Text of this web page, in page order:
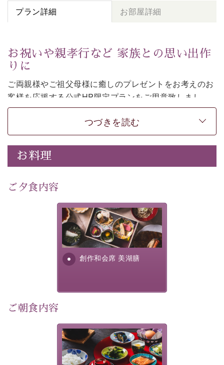
プラン詳細 お部屋詳細
お祝いや親孝行など 家族との思い出作
りに
ご両親様やご祖父母様に癒しのプレゼントをお考えのお
客様を応援する公式HP限定プランをご用意致しまし
た。
日頃なかなか言えない感謝の気持ちを
お伝えし
てみてはいかがでしょうか。
-----------【安心への取り組み】----------
個室料亭、貸切風呂のご利用が可能な上、 安心安全にご
30項目以上からなる独自の衛生・消毒プログラムの基、
---------------------------------------------
・記念写真＆オリジナル【フォトフレームカード】プレ
思い出デザートプレート付き
・諏訪大社4社を巡る無料参拝バス（事前予約制）
・館内着をご用意
・就寝用パジャマをご用意
・環境に配慮したアメニティをご用意
・館内フリーWi-Fi
つづきを読む
お料理
ご夕食内容
創作和会席 美湖膳
美湖膳とは諏訪の地で特別を
提供する為に料理長・神原 裕
明が考え出した創作和会席で
す。美しい諏訪湖の幸...
ご朝食内容
さっぱりとした和食膳に使わ
れる食材は、諏訪の名産品を
ふんだんに取り入れ、安心・